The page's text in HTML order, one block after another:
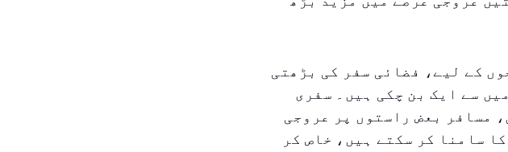
کے لیے، فضائی سفر کی بڑھتی
میں سے ایک بن چکی ہیں۔ سفری
مسافر بعض راستوں پر عروجی
قیمتوں کا سامنا کر سکتے ہیں، خاص کر